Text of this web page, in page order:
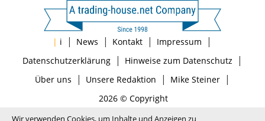
| i | News | Kontakt | Impressum |
Datenschutzerklärung| Hinweise zum Datenschutz |
Über uns | Unsere Redaktion | Mike Steiner|
2026 © Copyright
Wir verwenden Cookies, um Inhalte und Anzeigen zu